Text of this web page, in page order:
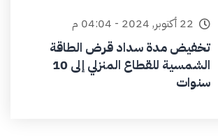
22 أكتوبر, 2024 - 04:04 م
تخفيض مدة سداد قرض الطاقة
الشمسية للقطاع المنزلي إلى 10
سنوات